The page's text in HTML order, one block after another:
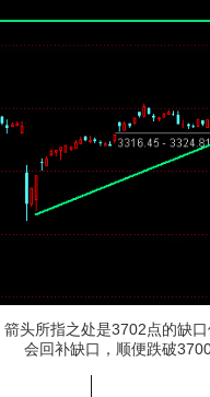
箭头所指之处是3702点的缺
会回补缺口，顺便跌破